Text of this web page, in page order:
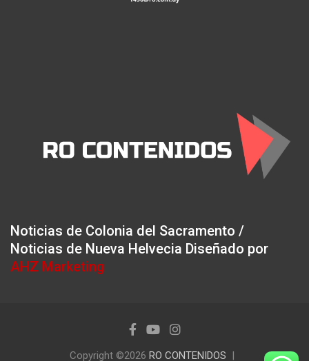
Noticias de Colonia del Sacramento /
Noticias de Nueva Helvecia Diseñado por
AHZ Marketing
Copyright ©2026 RO CONTENIDOS